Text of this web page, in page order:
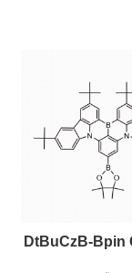
DtBuCzB-Bpin CAS号：